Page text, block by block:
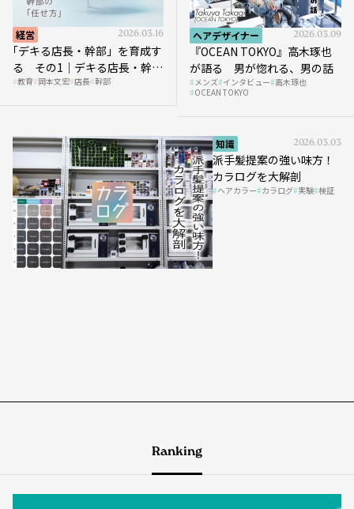
経営 2026.03.16
｢デキる店長・幹部」を育成す
る その1｜デキる店長・幹部
の「任せ方」
教育 岡本文宏 店長 幹部
ヘアデザイナー 2026.03.09
『OCEAN TOKYO』高木琢也
が語る 男が惚れる、男の話
メンズ インタビュー 高木琢也
OCEAN TOKYO
知識 2026.03.03
派手髪提案の強い味方！
カラログを大解剖
ヘアカラー カラログ 実験 検証
Ranking